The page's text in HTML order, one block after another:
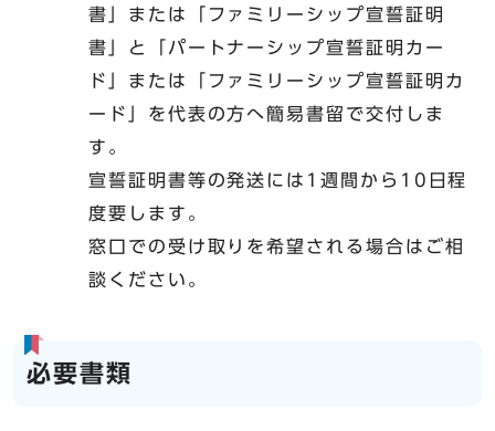
書」または「ファミリーシップ宣誓証明
書」と「パートナーシップ宣誓証明カー
ド」または「ファミリーシップ宣誓証明カ
ード」を代表の方へ簡易書留で交付しま
す。
宣誓証明書等の発送には1週間から10日程
度要します。
窓口での受け取りを希望される場合はご相
談ください。
必要書類